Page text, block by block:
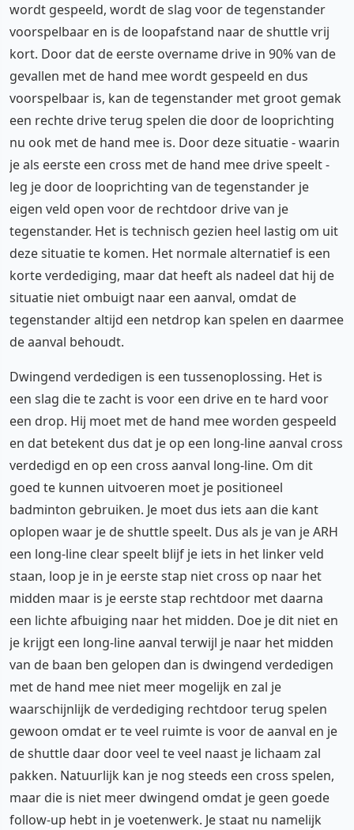
wordt gespeeld, wordt de slag voor de tegenstander
voorspelbaar en is de loopafstand naar de shuttle vrij
kort. Door dat de eerste overname drive in 90% van de
gevallen met de hand mee wordt gespeeld en dus
voorspelbaar is, kan de tegenstander met groot gemak
een rechte drive terug spelen die door de looprichting
nu ook met de hand mee is. Door deze situatie - waarin
je als eerste een cross met de hand mee drive speelt -
leg je door de looprichting van de tegenstander je
eigen veld open voor de rechtdoor drive van je
tegenstander. Het is technisch gezien heel lastig om uit
deze situatie te komen. Het normale alternatief is een
korte verdediging, maar dat heeft als nadeel dat hij de
situatie niet ombuigt naar een aanval, omdat de
tegenstander altijd een netdrop kan spelen en daarmee
de aanval behoudt.
Dwingend verdedigen is een tussenoplossing. Het is
een slag die te zacht is voor een drive en te hard voor
een drop. Hij moet met de hand mee worden gespeeld
en dat betekent dus dat je op een long-line aanval cross
verdedigd en op een cross aanval long-line. Om dit
goed te kunnen uitvoeren moet je positioneel
badminton gebruiken. Je moet dus iets aan die kant
oplopen waar je de shuttle speelt. Dus als je van je ARH
een long-line clear speelt blijf je iets in het linker veld
staan, loop je in je eerste stap niet cross op naar het
midden maar is je eerste stap rechtdoor met daarna
een lichte afbuiging naar het midden. Doe je dit niet en
je krijgt een long-line aanval terwijl je naar het midden
van de baan ben gelopen dan is dwingend verdedigen
met de hand mee niet meer mogelijk en zal je
waarschijnlijk de verdediging rechtdoor terug spelen
gewoon omdat er te veel ruimte is voor de aanval en je
de shuttle daar door veel te veel naast je lichaam zal
pakken. Natuurlijk kan je nog steeds een cross spelen,
maar die is niet meer dwingend omdat je geen goede
follow-up hebt in je voetenwerk. Je staat nu namelijk